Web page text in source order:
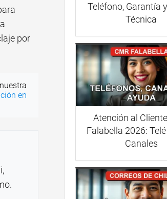
por
en
Teléfono, Garantía
Técnica
Atención al
Falabella 2026:
Canales